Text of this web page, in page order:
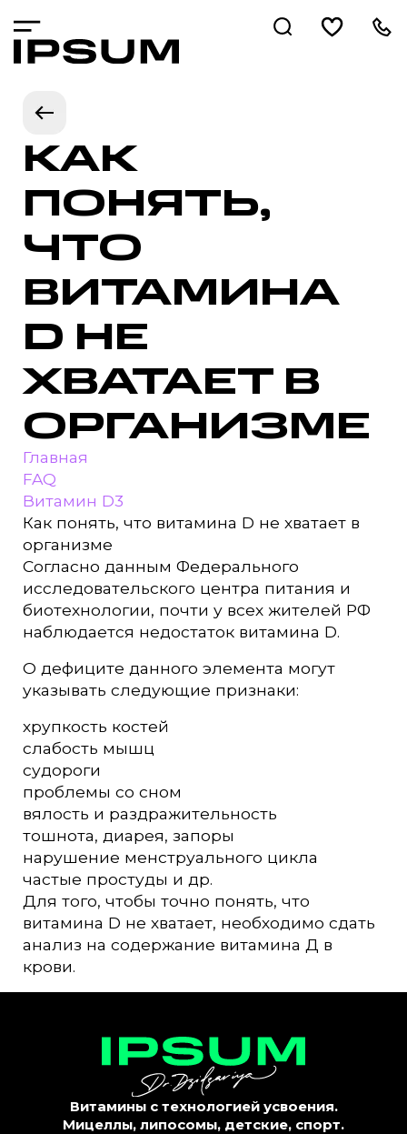
КАК
ПОНЯТЬ,
ЧТО
ВИТАМИНА
D НЕ
ХВАТАЕТ В
ОРГАНИЗМЕ
Главная
FAQ
Витамин D3
Как понять, что витамина D не хватает в
организме
Согласно данным Федерального
исследовательского центра питания и
биотехнологии, почти у всех жителей РФ
наблюдается недостаток витамина D.
О дефиците данного элемента могут
указывать следующие признаки:
хрупкость костей
слабость мышц
судороги
проблемы со сном
вялость и раздражительность
тошнота, диарея, запоры
нарушение менструального цикла
частые простуды и др.
Для того, чтобы точно понять, что
витамина D не хватает, необходимо сдать
анализ на содержание витамина Д в
крови.
Витамины с технологией усвоения.
Мицеллы, липосомы, детские, спорт.